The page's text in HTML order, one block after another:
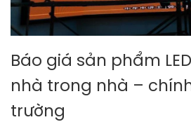
Báo giá sản phẩm
nhà trong nhà –
trường